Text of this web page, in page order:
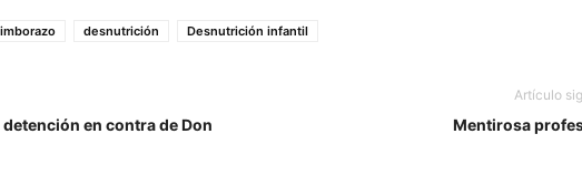
desnutrición Desnutrición infantil
en contra de Don
Artículo
Mentirosa